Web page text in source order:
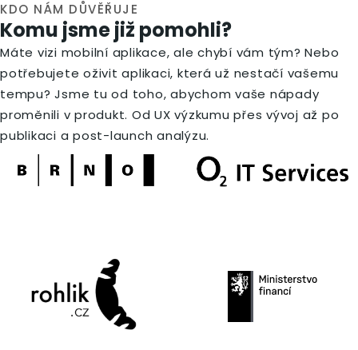
KDO NÁM DŮVĚŘUJE
Komu jsme již pomohli?
Máte vizi mobilní aplikace, ale chybí vám tým? Nebo
potřebujete oživit aplikaci, která už nestačí vašemu
tempu? Jsme tu od toho, abychom vaše nápady
proměnili v produkt. Od UX výzkumu přes vývoj až po
publikaci a post-launch analýzu.